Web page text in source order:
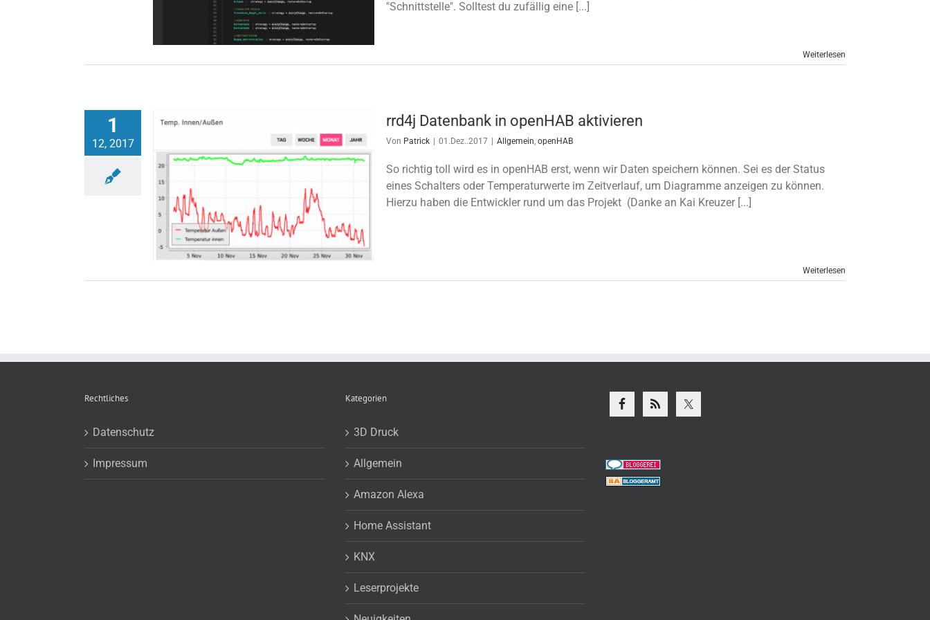
"Schnittstelle". Solltest du zufällig eine [...]
Weiterlesen
1
12, 2017
rrd4j Datenbank in openHAB aktivieren
Von Patrick 01.Dez..2017 Allgemein, openHAB
So richtig toll wird es in openHAB erst, wenn wir Daten speichern können. Sei es der Status
eines Schalters oder Temperaturwerte im Zeitverlauf, um Diagramme anzeigen zu können.
Hierzu haben die Entwickler rund um das Projekt (Danke an Kai Kreuzer [...]
Weiterlesen
Rechtliches
Datenschutz
Impressum
Kategorien
3D Druck
Allgemein
Amazon Alexa
Home Assistant
KNX
Leserprojekte